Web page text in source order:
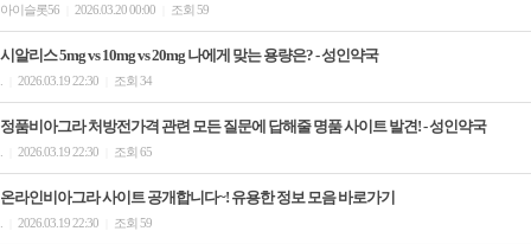
아이슬롯56 2026.03.20 00:00 조회 59
시알리스 5mg vs 10mg vs 20mg 나에게 맞는 용량은? - 성인약국
2026.03.19 22:30 조회 34
정품비아그라 처방전가격 관련 모든 질문에 답해줄 명품 사이트 발견! - 성인약국
2026.03.19 22:30 조회 65
온라인비아그라 사이트 공개합니다~! 유용한 정보 모음 바로가기
2026.03.19 22:30 조회 59